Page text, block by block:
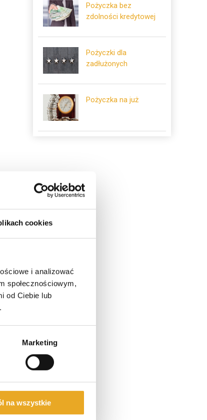
cookies
i analizować
społecznościowym,
od Ciebie lub
.
Marketing
na wszystkie
Pożyczka bez
zdolności kredytowej
Pożyczki dla
zadłużonych
Pożyczka na już